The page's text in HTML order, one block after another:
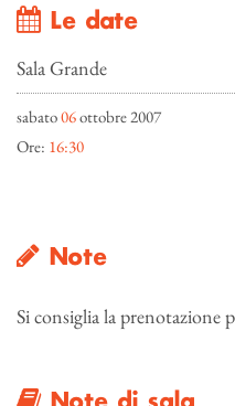
Le date
Sala Grande
sabato06ottobre 2007
Ore: 16:30
Note
Si consiglia la prenotazione